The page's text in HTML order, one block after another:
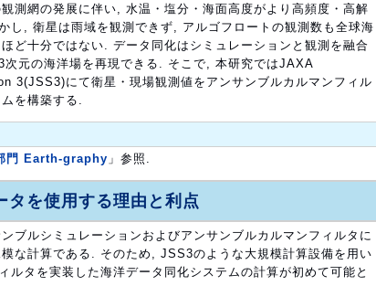
測網の発展に伴い, 水温・塩分・海面高度がより高頻度・高解
し, 衛星は雨域を観測できず, アルゴフロートの観測数も全球海
ど十分ではない. データ同化はシミュレーションと観測を融合
元の海洋場を再現できる. そこで, 本研究ではJAXA
3(JSS3)にて衛星・現場観測値をアンサンブルカルマンフィル
を構築する.
門 Earth-graphy 」参照.
を使用する理由と利点
ブルシミュレーションおよびアンサンブルカルマンフィルタに
な計算である. そのため, JSS3のような大規模計算設備を用い
ルタを実装した海洋データ同化システムの計算が初めて可能と